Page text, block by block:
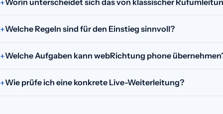
Welche Regeln sind für den Einstieg sinnvoll?
Welche Aufgaben kann webRichtung phone
Wie prüfe ich eine konkrete Live-Weiterleitung?